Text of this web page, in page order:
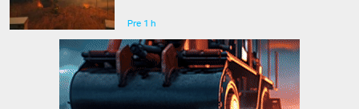
Pre 1 h